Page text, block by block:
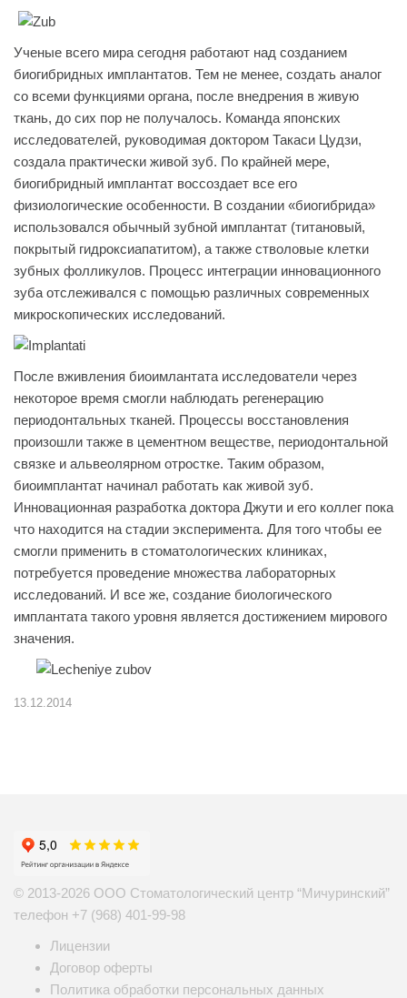
Ученые всего мира сегодня работают над созданием
биогибридных имплантатов. Тем не менее, создать аналог
со всеми функциями органа, после внедрения в живую
ткань, до сих пор не получалось. Команда японских
исследователей, руководимая доктором Такаси Цудзи,
создала практически живой зуб. По крайней мере,
биогибридный имплантат воссоздает все его
физиологические особенности. В создании «биогибрида»
использовался обычный зубной имплантат (титановый,
покрытый гидроксиапатитом), а также стволовые клетки
зубных фолликулов. Процесс интеграции инновационного
зуба отслеживался с помощью различных современных
микроскопических исследований.
После вживления биоимлантата исследователи через
некоторое время смогли наблюдать регенерацию
периодонтальных тканей. Процессы восстановления
произошли также в цементном веществе, периодонтальной
связке и альвеолярном отростке. Таким образом,
биоимплантат начинал работать как живой зуб.
Инновационная разработка доктора Джути и его коллег пока
что находится на стадии эксперимента. Для того чтобы ее
смогли применить в стоматологических клиниках,
потребуется проведение множества лабораторных
исследований. И все же, создание биологического
имплантата такого уровня является достижением мирового
значения.
13.12.2014
© 2013-2026 ООО Стоматологический центр “Мичуринский”
телефон +7 (968) 401-99-98
Лицензии
Договор оферты
Политика обработки персональных данных